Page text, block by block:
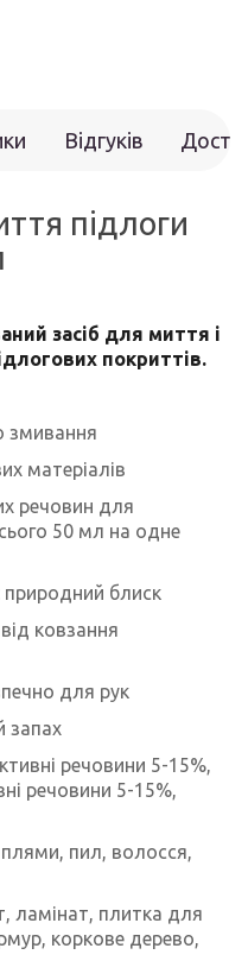
Відгуків
підлоги
засіб для миття і
покриттів.
змивання
матеріалів
речовин для
50 мл на одне
природний блиск
ковзання
для рук
запах
речовини 5-15%,
речовини 5-15%,
пил, волосся,
ламінат, плитка для
коркове дерево,